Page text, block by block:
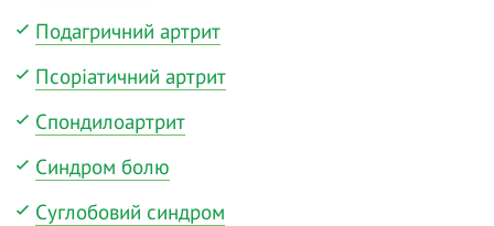
Подагричний артрит
Псоріатичний артрит
Спондилоартрит
Синдром болю
Суглобовий синдром